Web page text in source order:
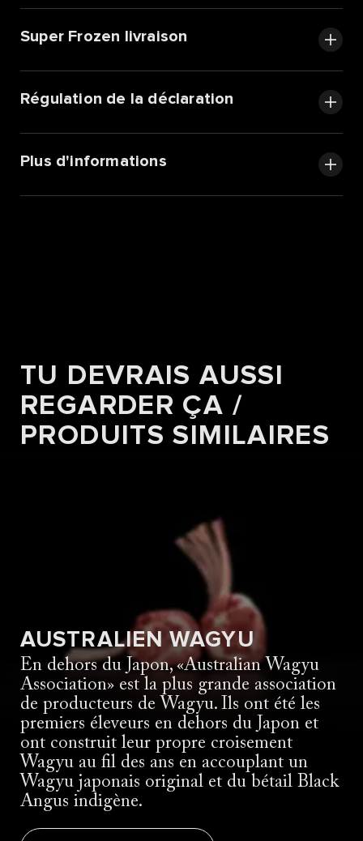
Super Frozen livraison
Régulation de la déclaration
Plus d'informations
TU DEVRAIS AUSSI
REGARDER ÇA /
PRODUITS SIMILAIRES
AUSTRALIEN WAGYU
En dehors du Japon, «Australian Wagyu
Association» est la plus grande association
de producteurs de Wagyu. Ils ont été les
premiers éleveurs en dehors du Japon et
ont construit leur propre croisement
Wagyu au fil des ans en accouplant un
Wagyu japonais original et du bétail Black
Angus indigène.